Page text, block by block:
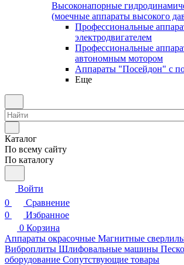
Высоконапорные
(моечные аппараты высокого
Профессиональные
электродвигателем
Профессиональные
автономным мотором
Аппараты "Посейдон" с
Еще
Каталог
По всему сайту
По каталогу
Войти
0
Сравнение
0
Избранное
0 Корзина
Аппараты окрасочные Магнитные
Виброплиты Шлифовальные машины
оборудование Сопутствующие товары